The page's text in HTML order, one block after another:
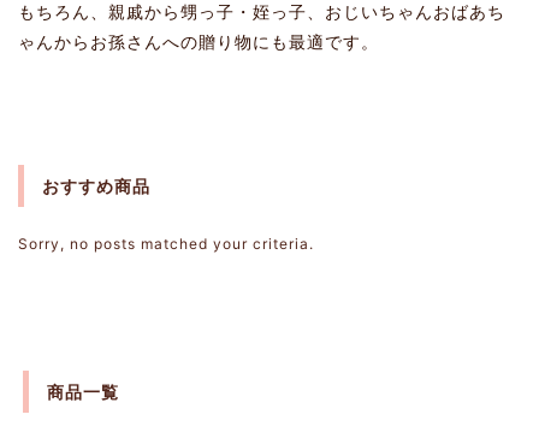
もちろん、親戚から甥っ子・姪っ子、おじいちゃんおばあち
ゃんからお孫さんへの贈り物にも最適です。
おすすめ商品
Sorry, no posts matched your criteria.
商品一覧